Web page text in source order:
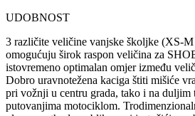
UDOBNOST
3 različite veličine vanjske školjke (XS-
omogućuju širok raspon veličina za
istovremeno optimalan omjer između
Dobro uravnotežena kaciga štiti mišiće
pri vožnji u centru grada, tako i na duljim
putovanjima motociklom.